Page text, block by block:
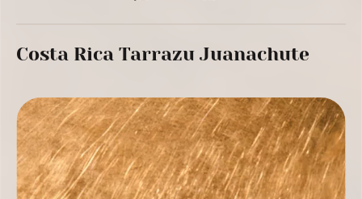
Costa Rica Tarrazu Juanachute